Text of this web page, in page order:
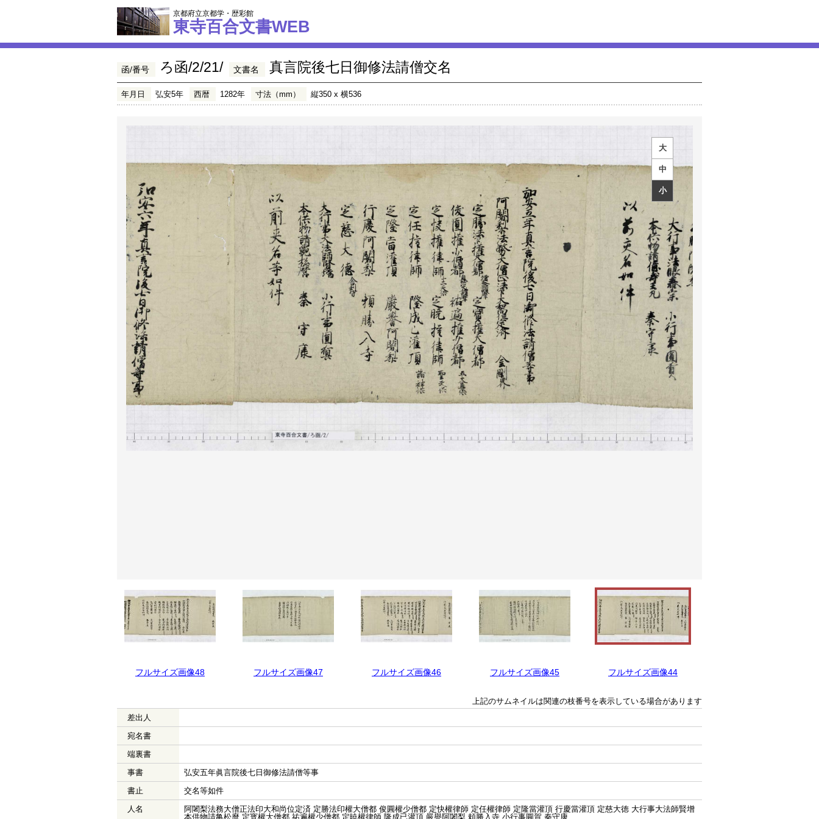
京都府立京都学・歴彩館
東寺百合文書WEB
函/番号 ろ函/2/21/ 文書名 真言院後七日御修法請僧交名
年月日 弘安5年 西暦 1282年 寸法（mm） 縦350 x 横536
大
中
小
フルサイズ画像48 フルサイズ画像47 フルサイズ画像46 フルサイズ画像45 フルサイズ画像44
上記のサムネイルは関連の枝番号を表示している場合があります
差出人
宛名書
端裏書
事書
弘安五年眞言院後七日御修法請僧等事
書止
交名等如件
人名
阿闍梨法務大僧正法印大和尚位定済 定勝法印權大僧都 俊圓權少僧都 定快權律師 定任權律師 定隆當灌頂 行慶當灌頂 定慈大徳 大行事大法師賢增
本供物請亀松麿 定寳權大僧都 祐遍權少僧都 定暁權律師 隆成已灌頂 嚴譽阿闍梨 頼勝入寺 小行事圓賀 秦守康